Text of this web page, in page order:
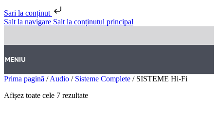
Sari la conținut
Salt la navigare Salt la conținutul principal
MENIU
Prima pagină / Audio / Sisteme Complete / SISTEME Hi-Fi
Afișez toate cele 7 rezultate